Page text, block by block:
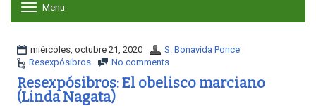
o
l
n
Menu
miércoles, octubre 21, 2020
S. Bonavida Ponce
Resexpósibros
No comments
Resexpósibros: El obelisco marciano
(Linda Nagata)